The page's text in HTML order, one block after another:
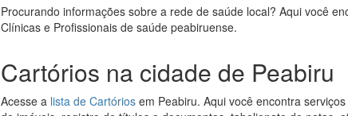
Procurando informações sobre a rede de saúde local? Aqui você
Clínicas e Profissionais de saúde peabiruense.
Cartórios na cidade de Peabiru
Acesse a lista de Cartórios em Peabiru. Aqui você encontra